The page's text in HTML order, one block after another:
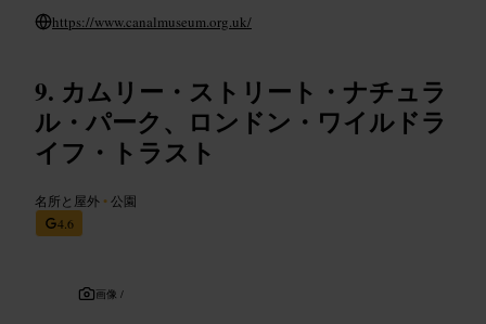
https://www.canalmuseum.org.uk/
カムリー・ストリート・ナチュラ
ル・パーク、ロンドン・ワイルドラ
イフ・トラスト
名所と屋外 •公園
4.6
画像 /